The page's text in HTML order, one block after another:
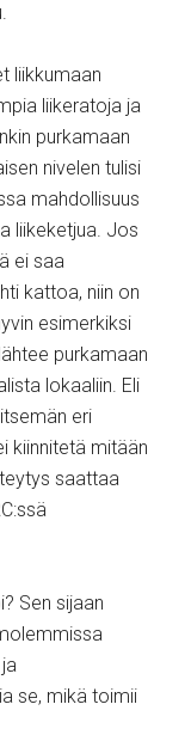
liikkumaan
liikeratoja ja
purkamaan
nivelen tulisi
mahdollisuus
liikeketjua. Jos
ei saa
kattoa, niin on
esimerkiksi
lähtee purkamaan
lokaaliin. Eli
eri
kiinnitetä mitään
saattaa
Sen sijaan
se, mikä toimii